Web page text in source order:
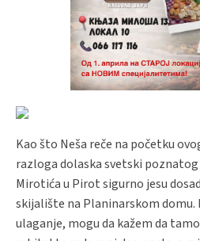
Kao što Neša reče na početku
razloga dolaska svetski
Mirotića u Pirot sigurno jesu
skijalište na Planinarskom domu.
ulaganje, mogu da kažem da